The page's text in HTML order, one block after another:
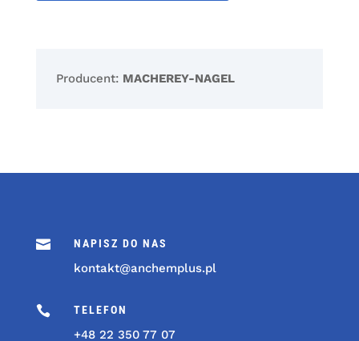
Producent: MACHEREY-NAGEL
 NAPISZ DO NAS
kontakt@anchemplus.pl
 TELEFON
+48 22 350 77 07